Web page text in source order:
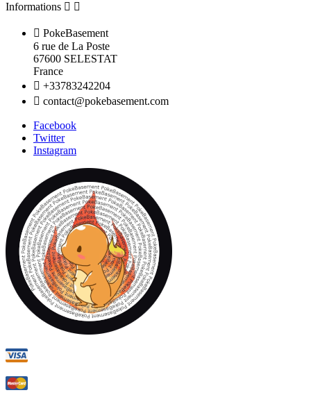
Informations  
 PokeBasement
6 rue de La Poste
67600 SELESTAT
France
 +33783242204
 contact@pokebasement.com
Facebook
Twitter
Instagram